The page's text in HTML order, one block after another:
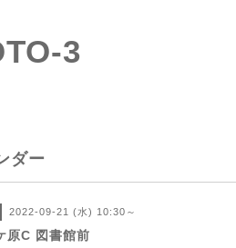
3
ダー
2022-09-21 (水) 10:30～
原C 図書館前